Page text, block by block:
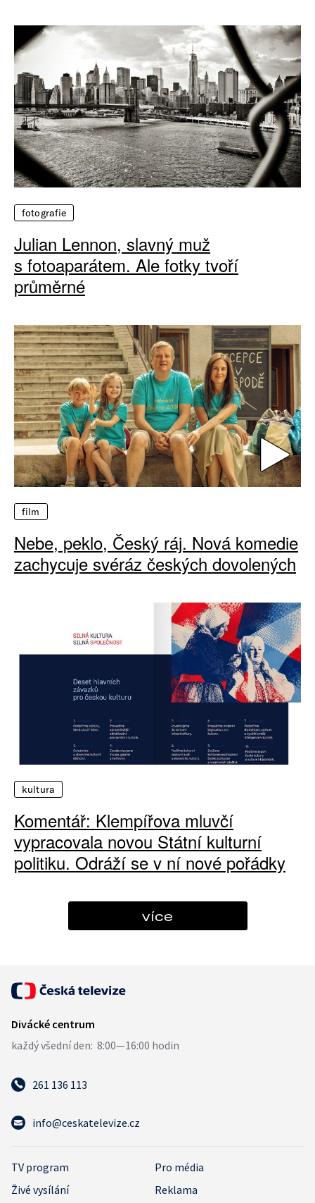
fotografie
Julian Lennon, slavný muž
s fotoaparátem. Ale fotky tvoří
průměrné
film
Nebe, peklo, Český ráj. Nová komedie
zachycuje svéráz českých dovolených
kultura
Komentář: Klempířova mluvčí
vypracovala novou Státní kulturní
politiku. Odráží se v ní nové pořádky
více
261 136 113
info@ceskatelevize.cz
TV program
Pro média
Živé vysílání
Reklama